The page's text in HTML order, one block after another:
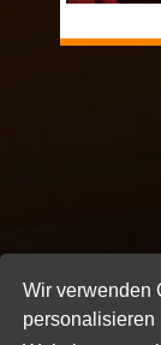
Wir verwenden
personalisieren